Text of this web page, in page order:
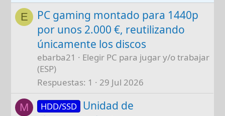
E
PC gaming montado para 1440p
por unos 2.000 €, reutilizando
únicamente los discos
ebarba21
Elegir PC para jugar y/o trabajar
(ESP)
Respuestas 1 29 Jul 2026
M HDD/SSD Unidad de